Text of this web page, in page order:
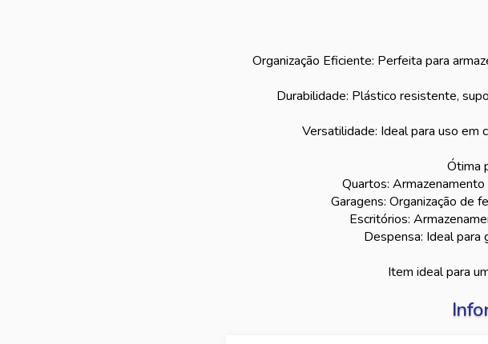
Organização Eficiente: Perfeita para
Durabilidade: Plástico resistente,
Versatilidade: Ideal para uso em
Ótima
Quartos:
Garagens: Organização de
Escritórios:
Despensa: Ideal para
Item ideal para